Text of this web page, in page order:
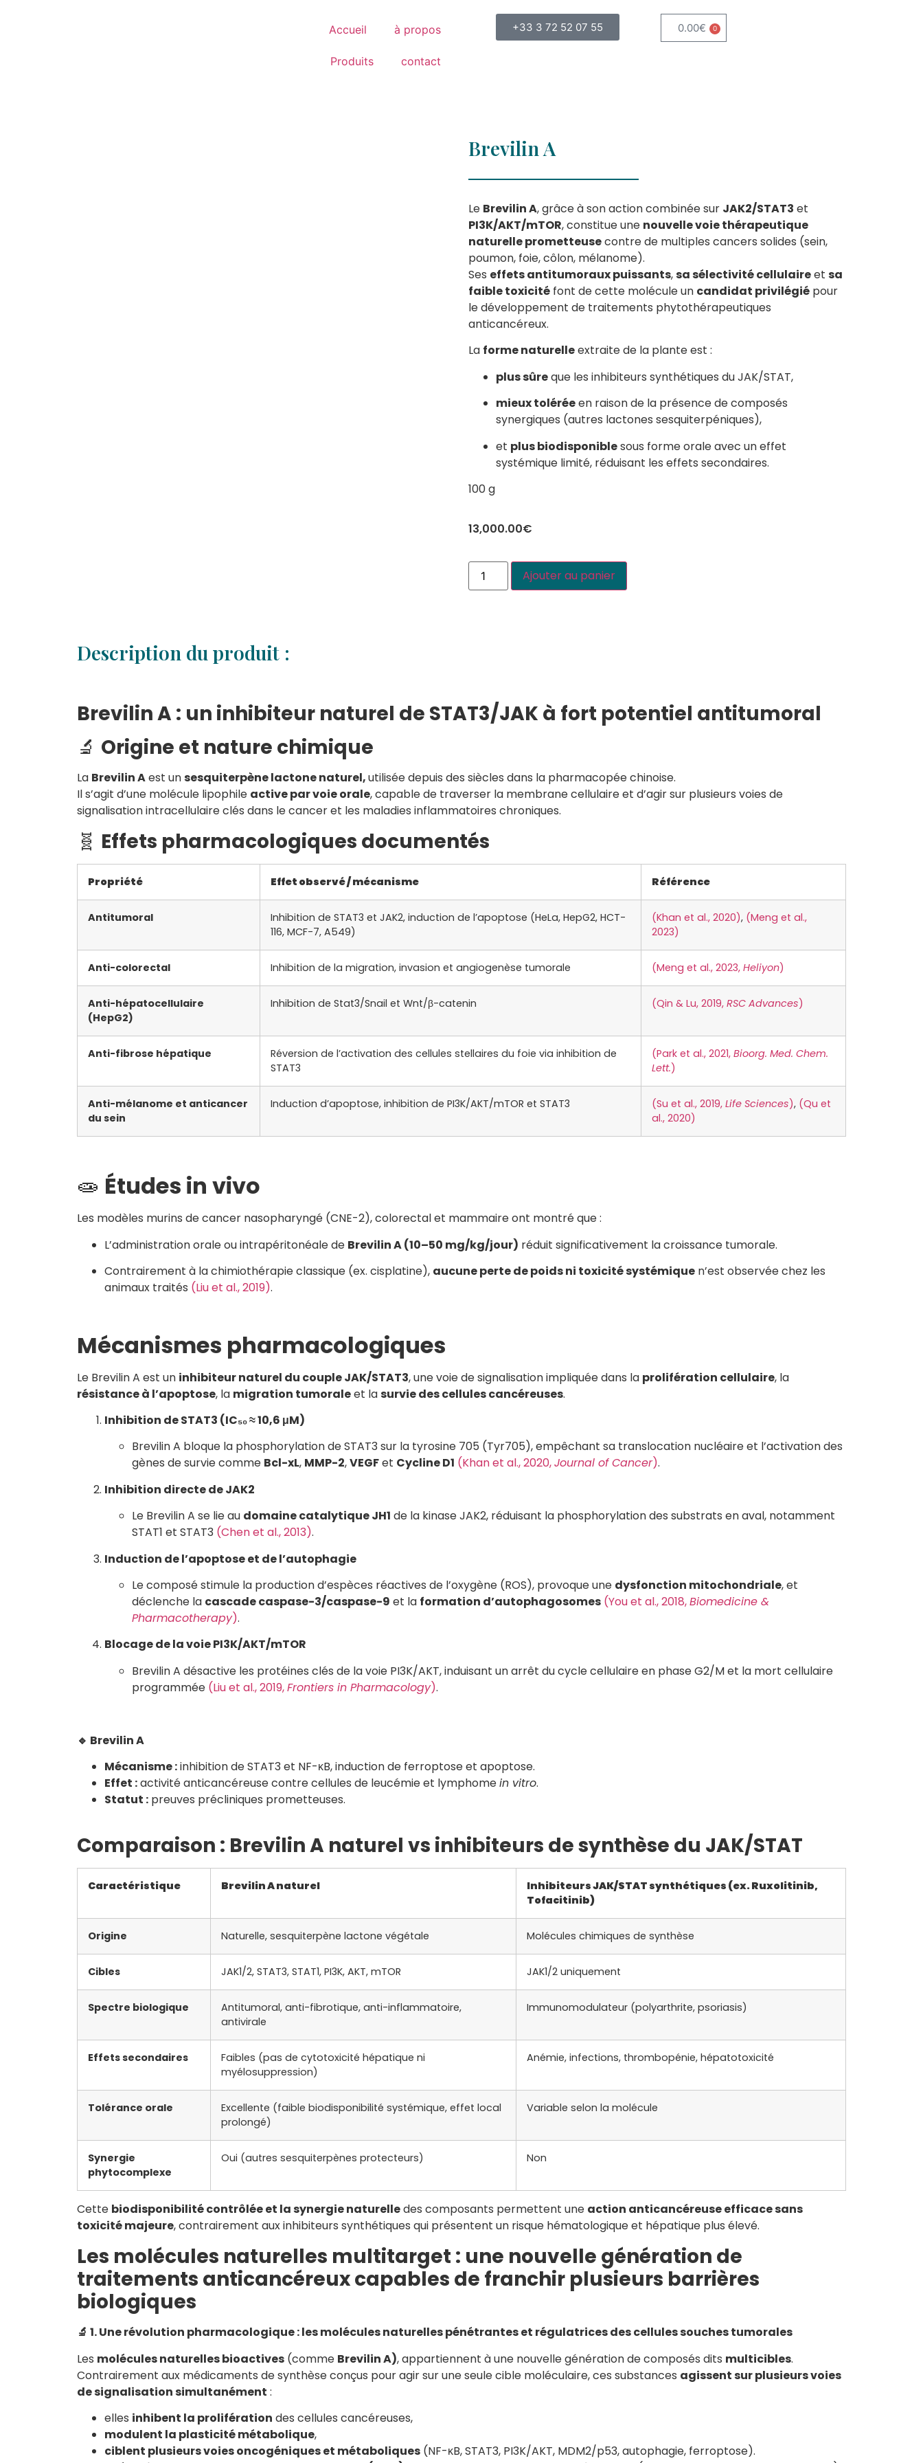
Accueil à propos
Produits contact
+33 3 72 52 07 55 0.00€ 0
Brevilin A
Le Brevilin A, grâce à son action combinée sur JAK2/STAT3 et
PI3K/AKT/mTOR, constitue une nouvelle voie thérapeutique
naturelle prometteusecontre de multiples cancers solides (sein,
poumon, foie, côlon, mélanome).
Ses effets antitumoraux puissants,sa sélectivité cellulaireet sa
faible toxicité font de cette molécule un candidat privilégié pour
le développement de traitements phytothérapeutiques
anticancéreux.
La forme naturelleextraite de la plante est :
plus sûreque les inhibiteurs synthétiques du JAK/STAT,
mieux toléréeen raison de la présence de composés
synergiques (autres lactones sesquiterpéniques),
et plus biodisponiblesous forme orale avec un effet
systémique limité, réduisant les effets secondaires.
100 g
13,000.00€
Ajouter au panier
Description du produit :
Brevilin A : un inhibiteur naturel de STAT3/JAK à fort potentiel antitumoral
🔬 Origine et nature chimique
La Brevilin Aest unsesquiterpène lactone naturel,utilisée depuis des siècles dans la pharmacopée chinoise.
Il s’agit d’une molécule lipophile active par voie orale, capable de traverser la membrane cellulaire et d’agir sur plusieurs voies de
signalisation intracellulaire clés dans le cancer et les maladies inflammatoires chroniques.
🧬 Effets pharmacologiques documentés
Propriété Effet observé / mécanisme Référence
Antitumoral
Inhibition de STAT3 et JAK2, induction de l’apoptose (HeLa, HepG2, HCT-
116, MCF-7, A549)
(Khan et al., 2020), (Meng et al.,
2023)
Anti-colorectal Inhibition de la migration, invasion et angiogenèse tumorale (Meng et al., 2023, Heliyon)
Anti-hépatocellulaire
(HepG2)
Inhibition de Stat3/Snail et Wnt/β-catenin (Qin & Lu, 2019, RSC Advances)
Anti-fibrose hépatique
Réversion de l’activation des cellules stellaires du foie via inhibition de
STAT3
(Park et al., 2021, Bioorg. Med. Chem.
Lett.)
Anti-mélanome et anticancer
du sein
Induction d’apoptose, inhibition de PI3K/AKT/mTOR et STAT3 (Su et al., 2019, Life Sciences), (Qu et
al., 2020)
🧫 Études in vivo
Les modèles murins de cancer nasopharyngé (CNE-2), colorectal et mammaire ont montré que :
L’administration orale ou intrapéritonéale de Brevilin A (10–50 mg/kg/jour) réduit significativement la croissance tumorale.
Contrairement à la chimiothérapie classique (ex. cisplatine), aucune perte de poids ni toxicité systémique n’est observée chez les
animaux traités (Liu et al., 2019).
Mécanismes pharmacologiques
Le Brevilin A est un inhibiteur naturel du couple JAK/STAT3, une voie de signalisation impliquée dans la prolifération cellulaire, la
résistance à l’apoptose, la migration tumoraleet lasurvie des cellules cancéreuses.
Inhibition de STAT3 (IC₅₀ ≈ 10,6 μM)
Brevilin A bloque la phosphorylation de STAT3 sur la tyrosine 705 (Tyr705), empêchant sa translocation nucléaire et l’activation des
gènes de survie comme Bcl-xL, MMP-2,VEGFet Cycline D1 (Khan et al., 2020,Journal of Cancer).
Inhibition directe de JAK2
Le Brevilin A se lie au domaine catalytique JH1 de la kinase JAK2, réduisant la phosphorylation des substrats en aval, notamment
STAT1 et STAT3 (Chen et al., 2013).
Induction de l’apoptose et de l’autophagie
Le composé stimule la production d’espèces réactives de l’oxygène (ROS), provoque une dysfonction mitochondriale, et
déclenche la cascade caspase-3/caspase-9 et la formation d’autophagosomes (You et al., 2018,Biomedicine &
Pharmacotherapy).
Blocage de la voie PI3K/AKT/mTOR
Brevilin A désactive les protéines clés de la voie PI3K/AKT, induisant un arrêt du cycle cellulaire en phase G2/M et la mort cellulaire
programmée (Liu et al., 2019,Frontiers in Pharmacology).
🔹 Brevilin A
Mécanisme :inhibition de STAT3 et NF-κB, induction de ferroptose et apoptose.
Effet :activité anticancéreuse contre cellules de leucémie et lymphomein vitro.
Statut : preuves précliniques prometteuses.
Comparaison : Brevilin A naturel vs inhibiteurs de synthèse du JAK/STAT
Caractéristique Brevilin A naturel
Inhibiteurs JAK/STAT synthétiques (ex. Ruxolitinib,
Tofacitinib)
Origine Naturelle, sesquiterpène lactone végétale Molécules chimiques de synthèse
Cibles JAK1/2, STAT3, STAT1, PI3K, AKT, mTOR JAK1/2 uniquement
Spectre biologique
Antitumoral, anti-fibrotique, anti-inflammatoire,
antivirale
Immunomodulateur (polyarthrite, psoriasis)
Effets secondaires
Faibles (pas de cytotoxicité hépatique ni
myélosuppression)
Anémie, infections, thrombopénie, hépatotoxicité
Tolérance orale
Excellente (faible biodisponibilité systémique, effet local
prolongé)
Variable selon la molécule
Synergie
phytocomplexe
Oui (autres sesquiterpènes protecteurs) Non
Cette biodisponibilité contrôlée et la synergie naturelledes composants permettent une action anticancéreuse efficace sans
toxicité majeure, contrairement aux inhibiteurs synthétiques qui présentent un risque hématologique et hépatique plus élevé.
Les molécules naturelles multitarget : une nouvelle génération de
traitements anticancéreux capables de franchir plusieurs barrières
biologiques
🔬 1. Une révolution pharmacologique : les molécules naturelles pénétrantes et régulatrices des cellules souches tumorales
Les molécules naturelles bioactives (comme Brevilin A), appartiennent à une nouvelle génération de composés dits multicibles.
Contrairement aux médicaments de synthèse conçus pour agir sur une seule cible moléculaire, ces substances agissent sur plusieurs voies
de signalisation simultanément :
elles inhibent la prolifération des cellules cancéreuses,
modulent la plasticité métabolique,
ciblent plusieurs voies oncogéniques et métaboliques (NF-κB, STAT3, PI3K/AKT, MDM2/p53, autophagie, ferroptose).